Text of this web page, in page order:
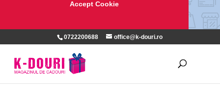
Accept Cookie
0722200688 office@k-douri.ro